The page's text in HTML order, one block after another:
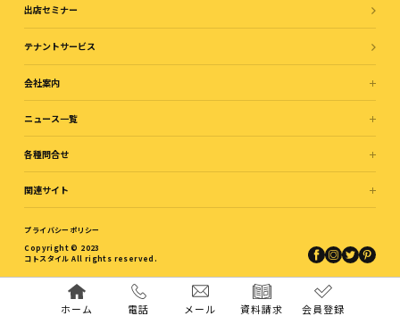
出店セミナー
テナントサービス
会社案内
ニュース一覧
各種問合せ
関連サイト
プライバシーポリシー
Copyright © 2023
コトスタイル All rights reserved.
ホーム 電話 メール 資料請求 会員登録